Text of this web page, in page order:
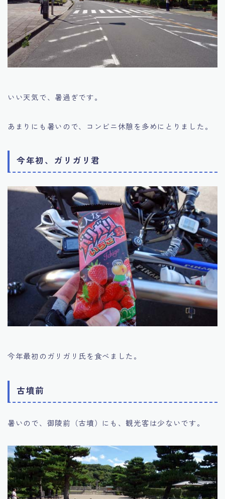
いい天気で、暑過ぎです。
あまりにも暑いので、コンビニ休憩を多めにとりました。
今年初、ガリガリ君
今年最初のガリガリ氏を食べました。
古墳前
暑いので、御陵前（古墳）にも、観光客は少ないです。